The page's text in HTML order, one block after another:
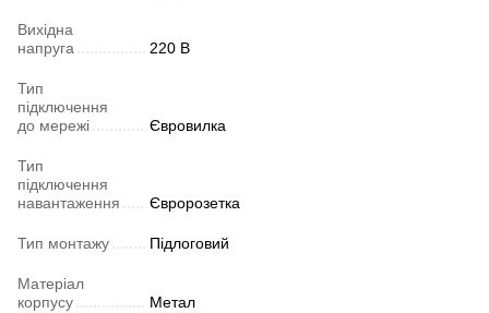
Вихідна
напруга
220 В
Тип
підключення
до мережі
Євровилка
Тип
підключення
навантаження
Євророзетка
Тип монтажу Підлоговий
Матеріал
корпусу
Метал